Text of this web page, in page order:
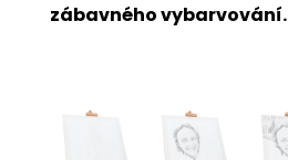
zábavného vybarvování.